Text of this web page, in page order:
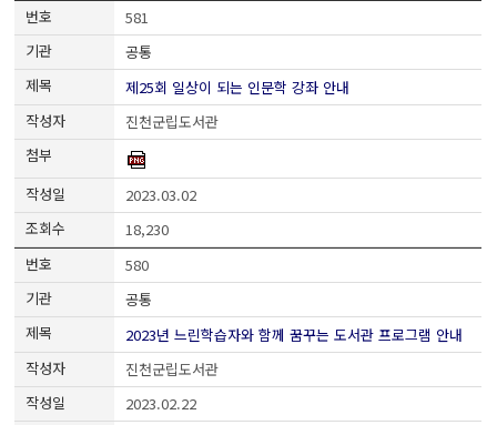
581
공통
제25회 일상이 되는 인문학 강좌 안내
진천군립도서관
2023.03.02
18,230
580
공통
2023년 느린학습자와 함께 꿈꾸는 도서관 프로그램 안내
진천군립도서관
2023.02.22